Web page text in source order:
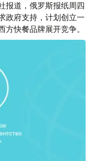
报道，俄罗斯报纸周四
政府支持，计划创立一
快餐品牌展开竞争。